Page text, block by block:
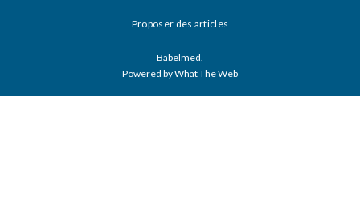
Proposer des articles
Babelmed.
Powered by What The Web